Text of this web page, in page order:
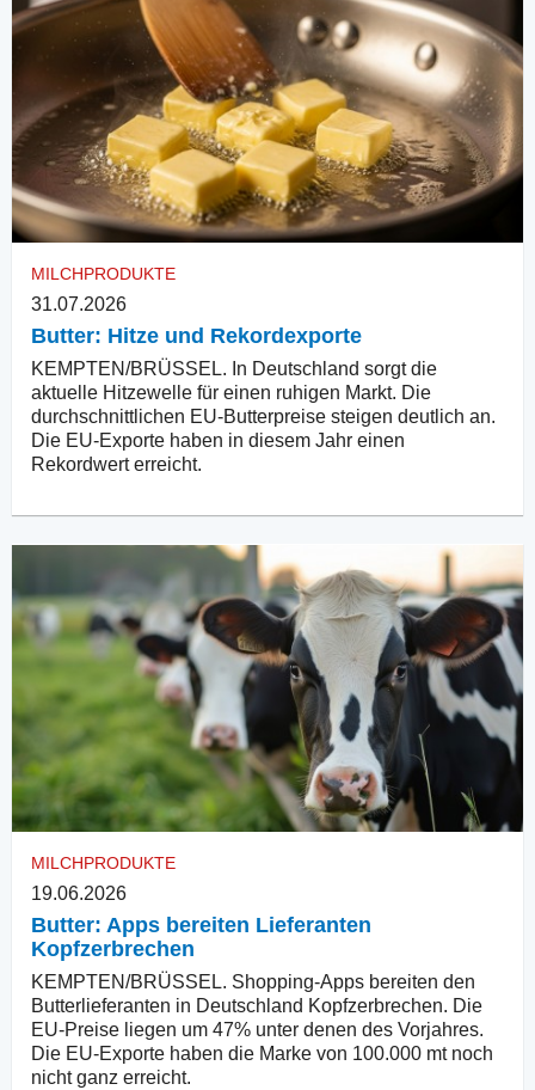
MILCHPRODUKTE
31.07.2026
Butter: Hitze und Rekordexporte
KEMPTEN/BRÜSSEL. In Deutschland sorgt die
aktuelle Hitzewelle für einen ruhigen Markt. Die
durchschnittlichen EU-Butterpreise steigen deutlich an.
Die EU-Exporte haben in diesem Jahr einen
Rekordwert erreicht.
MILCHPRODUKTE
19.06.2026
Butter: Apps bereiten Lieferanten
Kopfzerbrechen
KEMPTEN/BRÜSSEL. Shopping-Apps bereiten den
Butterlieferanten in Deutschland Kopfzerbrechen. Die
EU-Preise liegen um 47% unter denen des Vorjahres.
Die EU-Exporte haben die Marke von 100.000 mt noch
nicht ganz erreicht.